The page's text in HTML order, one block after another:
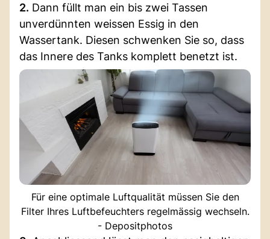
2. Dann füllt man ein bis zwei Tassen
unverdünnten weissen Essig in den
Wassertank. Diesen schwenken Sie so, dass
das Innere des Tanks komplett benetzt ist.
Für eine optimale Luftqualität müssen Sie den
Filter Ihres Luftbefeuchters regelmässig wechseln.
- Depositphotos